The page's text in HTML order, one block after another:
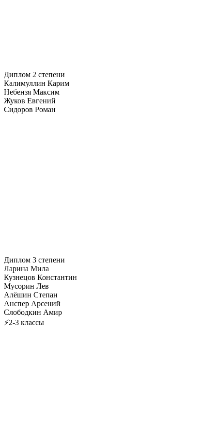
Диплом 2 степени
Калимуллин Карим
Небензя Максим
Жуков Евгений
Сидоров Роман
Диплом 3 степени
Ларина Мила
Кузнецов Константин
Мусорин Лев
Алёшин Степан
Анспер Арсений
Слободкин Амир
⚡2-3 классы